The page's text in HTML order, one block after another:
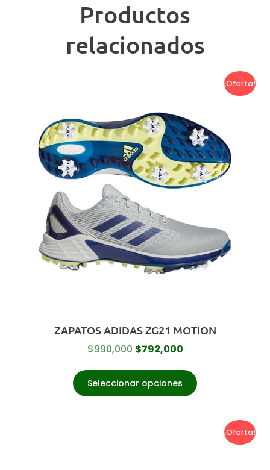
Productos
relacionados
¡Oferta!
ZAPATOS ADIDAS ZG21 MOTION
$990,000 $792,000
Seleccionar opciones
¡Oferta!